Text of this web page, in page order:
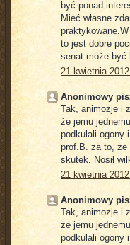
być ponad
Mieć własne
to jest dobre
senat może być
21 kwietnia
Anonimowy
Tak, animozje i
że jemu
podkulali ogony
prof.B. za to, że
skutek. Nosił
21 kwietnia
Anonimowy
Tak, animozje i
że jemu
podkulali ogony